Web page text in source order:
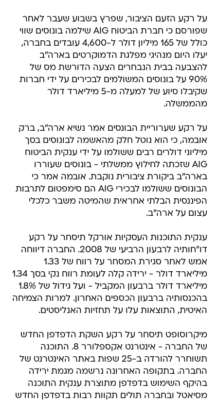
על רקע הזעם הציבור, שפרץ בשבוע שעבר לאחר
שפורסם כי חברת הביטוח AIG שילמה בונוסים שווי
כולל של 165 מיליון דולר ל-4,600 עובדים בחברה,
יעלו היום מנהיגי מפלגת הדמוקרטים בארה"ב
להצבעה בבית הנבחרים הצעה הדורשת מס של
90% על בונוסים המשולמים לבכירים על ידי חברות
שקיבלו סיוע של למעלה מ-5 מיליארד דולר
מהממשלה.
על רקע שערוריית הבונסים אמר נשיא ארה"ב, ברק
אובמה, כי הוא נוטל חלק מהאשמה לבונוסים בסך
מיליוני דולרים רבים ששולמו על ידי ענקית הביטוח
AIG שזכתה לחילוץ ממשלתי - בונוסים שעוררו
בארה"ב ביקורת ציבורית נוקבת. אובמה אמר כי
הבונוסים ששולמו לבכירי AIG הם סימפטום לתרבות
הפיננסית הבלתי אחראית שהמיטה משבר כלכלי
עצום על ארה"ב.
ענקית התוכנות העסקיות אורקל תיסחר על רקע
דו"חותיה לרבעון הרביעי של 2008. החברה דיווחה
אמש לאחר סגירת המסחר על רווח של 1.33
מיליארד דולר - ירידה קלה לעומת רווח נקי בסך 1.34
מיליארד דולר ברבעון המקביל - ועל גידול של 1.8%
בהכנסותיה ברבעון הכספים האחרון. למרות הצמיחה
האיטית, התוצאות עלו על תחזיות האנליסטים.
מיקרוסופט תיסחר על רקע השקת הדפדפן החדש
של החברה - אינטרנט אקספלורר 8. התוכנה
תשוחרר להורדה ב-25 שפות באתר האינטרנט של
החברה. בתקופה האחרונה נרשמה מגמת ירידה
בהיקף השימוש בדפדפן מתוצרת ענקית התוכנה
מסיאטל ובחברה תולים תקוות רבות בדפדפן החדש